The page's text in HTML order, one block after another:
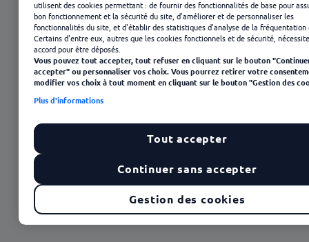
utilisent des cookies permettant : de fournir des fonctionnalités de base pour
bon fonctionnement et la sécurité du site, d'améliorer et de personnaliser les
fonctionnalités du site, et d'établir des statistiques d'analyse de la fréquentation
Certains d'entre eux, autres que les cookies fonctionnels et de sécurité,
accord pour être déposés.
Vous pouvez tout accepter, tout refuser en cliquant sur le bouton
accepter" ou personnaliser vos choix. Vous pourrez retirer votre
modifier vos choix à tout moment en cliquant sur le bouton "Gestion des
Plus d'informations
Gestion des cookies
Continuer sans accepter
Tout accepter